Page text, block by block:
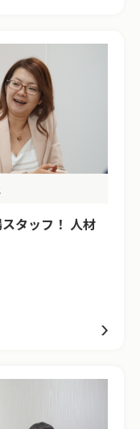
スタッフ！ 人材